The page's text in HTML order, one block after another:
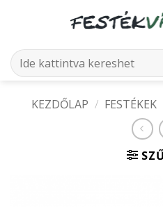
Keresés
a
KEZDŐLAP / FESTÉKEK